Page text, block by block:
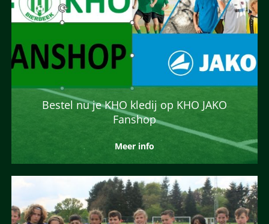
Bestel nu je KHO kledij op KHO JAKO
Fanshop
Meer info